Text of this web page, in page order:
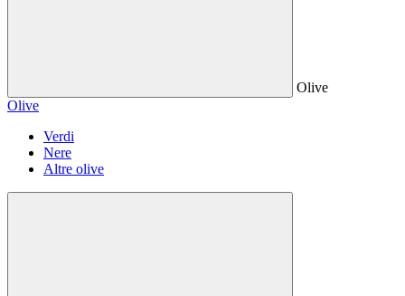
Olive
Olive
Verdi
Nere
Altre olive